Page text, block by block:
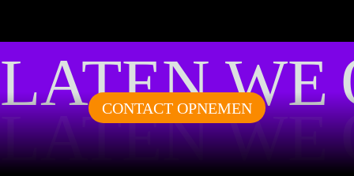
LATEN WE
LATEN WE
CONTACT OPNEMEN